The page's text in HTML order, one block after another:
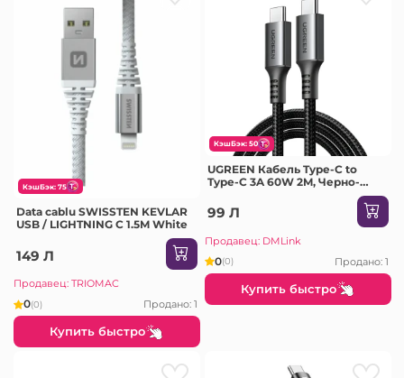
КэшБэк: 75
Data cablu SWISSTEN KEVLAR
USB / LIGHTNING C 1.5M White
149 Л
Продавец: TRIOMAC
0(0) Продано: 1
Купить быстро
КэшБэк: 50
UGREEN Кабель Type-C to
Type-C 3A 60W 2M, Черно-
99 Л
Продавец: DMLink
0(0) Продано: 1
Купить быстро